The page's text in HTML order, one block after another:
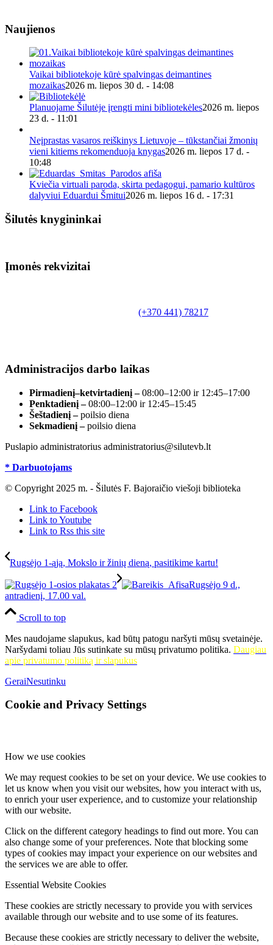
Naujienos
Vaikai bibliotekoje kūrė spalvingas deimantines
mozaikas2026 m. liepos 30 d. - 14:08
Planuojame Šilutėje įrengti mini bibliotekėles2026 m. liepos
23 d. - 11:01
Neįprastas vasaros reiškinys Lietuvoje – tūkstančiai žmonių
vieni kitiems rekomenduoja knygas2026 m. liepos 17 d. -
10:48
Kviečia virtuali paroda, skirta pedagogui, pamario kultūros
dalyviui Eduardui Šmitui2026 m. liepos 16 d. - 17:31
Šilutės knygininkai
Įmonės rekvizitai
(+370 441) 78217
Administracijos darbo laikas
Pirmadienį–ketvirtadienį –08:00–12:00 ir 12:45–17:00
Penktadienį –08:00–12:00 ir 12:45–15:45
Šeštadienį –poilsio diena
Sekmadienį –poilsio diena
Puslapio administratorius administratorius@silutevb.lt
* Darbuotojams
© Copyright 2025 m. - Šilutės F. Bajoraičio viešoji biblioteka
Link to Facebook
Link to Youtube
Link to Rss this site
Rugsėjo 1-ąją, Mokslo ir žinių dieną, pasitikime kartu!
Rugsėjo 9 d.,
antradienį, 17.00 val.
Scroll to top
Mes naudojame slapukus, kad būtų patogu naršyti mūsų svetainėje.
Naršydami toliau Jūs sutinkate su mūsų privatumo politika. Daugiau
apie privatumo politiką ir slapukus
GeraiNesutinku
Cookie and Privacy Settings
How we use cookies
We may request cookies to be set on your device. We use cookies to
let us know when you visit our websites, how you interact with us,
to enrich your user experience, and to customize your relationship
with our website.
Click on the different category headings to find out more. You can
also change some of your preferences. Note that blocking some
types of cookies may impact your experience on our websites and
the services we are able to offer.
Essential Website Cookies
These cookies are strictly necessary to provide you with services
available through our website and to use some of its features.
Because these cookies are strictly necessary to deliver the website,